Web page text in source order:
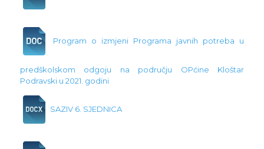
Program o izmjeni Programa javnih potreba u
predškolskom odgoju na području OPćine Kloštar
Podravski u 2021. godini
SAZIV 6. SJEDNICA